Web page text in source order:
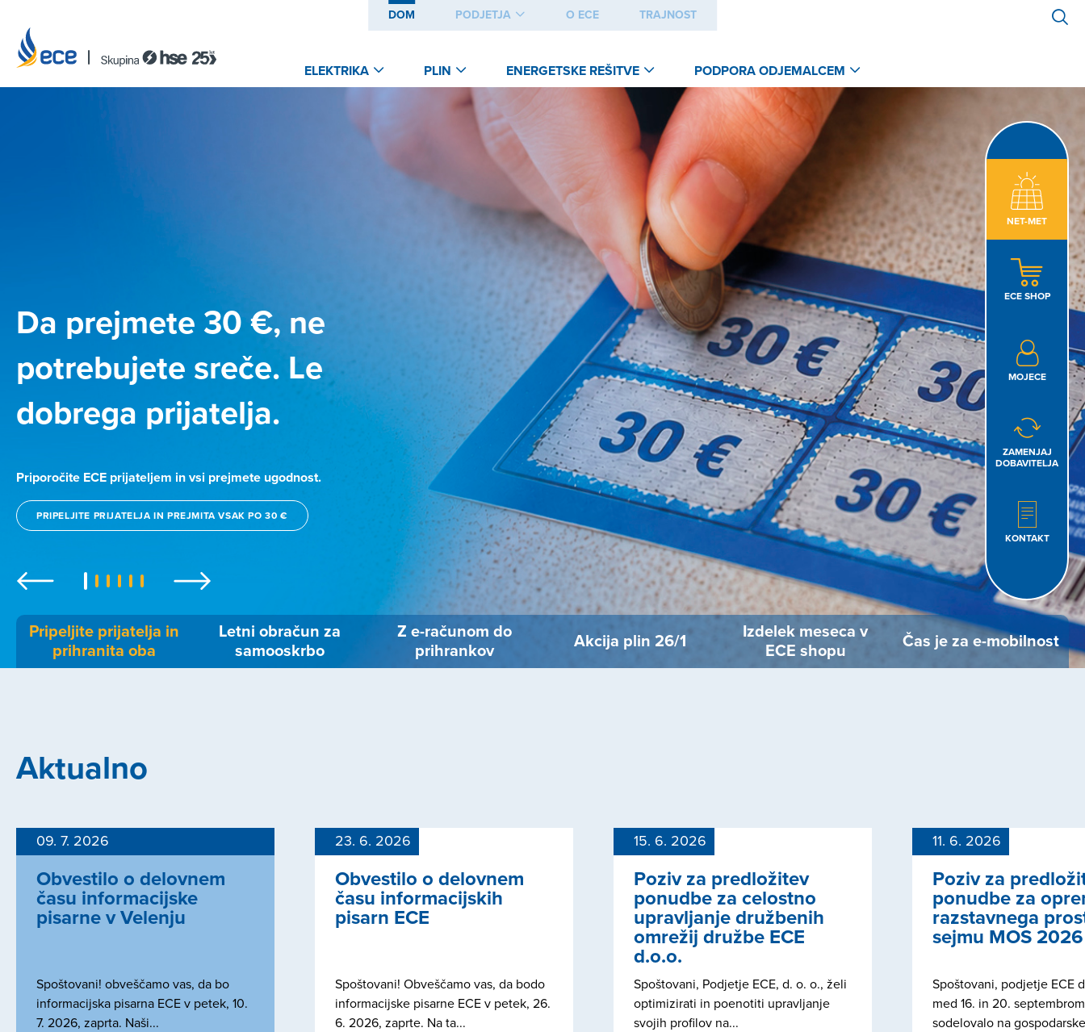
DOM PODJETJA O ECE TRAJNOST
ELEKTRIKA PLIN ENERGETSKE REŠITVE PODPORA ODJEMALCEM
NET-MET
ECE SHOP
MOJECE
ZAMENJAJ
DOBAVITELJA
KONTAKT
Pripeljite prijatelja in
prihranita oba
Letni obračun za
samooskrbo
Z e-računom do
prihrankov
Akcija plin 26/1
Izdelek meseca v
ECE shopu
Čas je za e-mobilnost
Da prejmete 30 €, ne
potrebujete sreče. Le
dobrega prijatelja.
Priporočite ECE prijateljem in vsi prejmete ugodnost.
PRIPELJITE PRIJATELJA IN PREJMITA VSAK PO 30 €
Previous Next
Aktualno
09. 7. 2026
Obvestilo o delovnem
času informacijske
pisarne v Velenju
Spoštovani! obveščamo vas, da bo
informacijska pisarna ECE v petek, 10.
7. 2026, zaprta. Naši...
23. 6. 2026
Obvestilo o delovnem
času informacijskih
pisarn ECE
Spoštovani! Obveščamo vas, da bodo
informacijske pisarne ECE v petek, 26.
6. 2026, zaprte. Na ta...
15. 6. 2026
Poziv za predložitev
ponudbe za celostno
upravljanje družbenih
omrežij družbe ECE
d.o.o.
Spoštovani, Podjetje ECE, d. o. o., želi
optimizirati in poenotiti upravljanje
svojih profilov na...
11. 6. 2026
Poziv za
ponudbe za
razstavnega
sejmu MOS 2026
Spoštovani, podjetje ECE
med 16. in 20.
sodelovalo na